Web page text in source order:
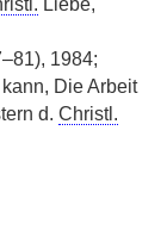
Liebe,
1984;
Die Arbeit
d. Christl.